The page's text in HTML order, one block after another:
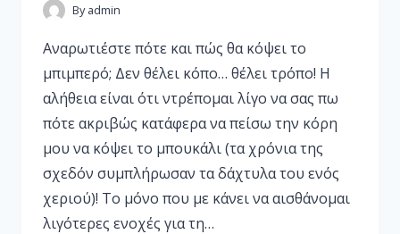
By admin
Αναρωτιέστε πότε και πώς θα κόψει το
μπιμπερό; Δεν θέλει κόπο… θέλει τρόπο! Η
αλήθεια είναι ότι ντρέπομαι λίγο να σας πω
πότε ακριβώς κατάφερα να πείσω την κόρη
μου να κόψει το μπουκάλι (τα χρόνια της
σχεδόν συμπλήρωσαν τα δάχτυλα του ενός
χεριού)! Το μόνο που με κάνει να αισθάνομαι
λιγότερες ενοχές για τη…